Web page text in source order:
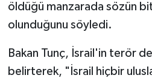
öldüğü manzarada sözün
olunduğunu söyledi.
Bakan Tunç, İsrail'in terör
belirterek, "İsrail hiçbir